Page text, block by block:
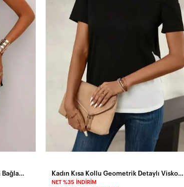
NET %35 İNDIRIM